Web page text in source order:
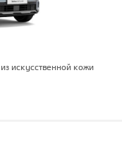
искусственной кожи